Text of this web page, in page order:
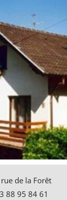
de la Forêt
88 95 84 61